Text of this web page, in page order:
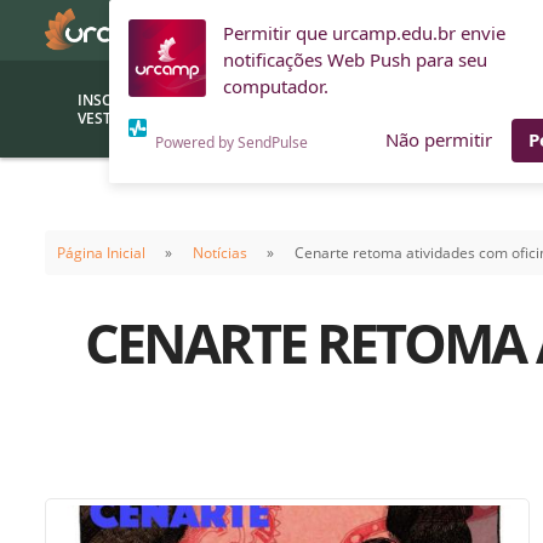
Permitir que urcamp.edu.br envie
notificações Web Push para seu
computador.
Powered by SendPulse Não permitir
INSCRIÇÕES
VESTIBULAR
BOLSAS E
(funcionários/professores)
PROUNI
Saiba como ingressar na
URCAMP
Fale com um
Página Inicial Notícias Cenarte retoma atividades com
CENARTE